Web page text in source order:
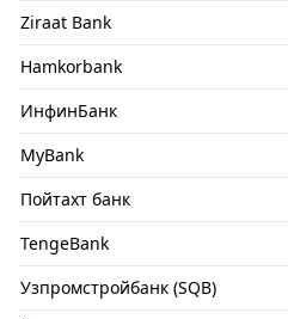
Ziraat Bank
Hamkorbank
ИнфинБанк
MyBank
Пойтахт банк
TengeBank
Узпромстройбанк (SQB)